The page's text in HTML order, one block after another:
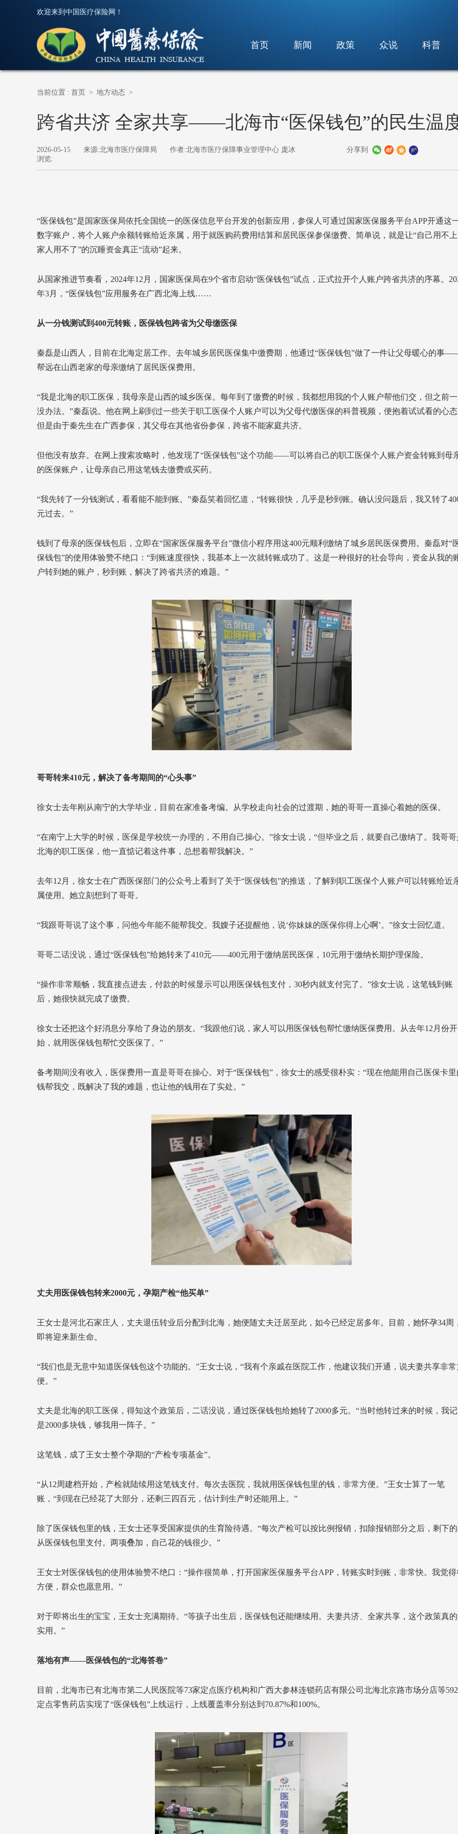
欢迎来到中国医疗保险网！
首页 新闻 政策 众说 科普
当前位置 : 首页 > 地方动态 >
跨省共济 全家共享——北海市“医保钱包”的民生温
分享到
2026-05-15 来源:北海市医疗保障局
作者:北海市医疗保障事业管理中心 庞冰
浏览:
“医保钱包”是国家医保局依托全国统一的医保信息平台开发的创新应用，参保人可通过国家医保服务平台APP开通这
数字账户，将个人账户余额转账给近亲属，用于就医购药费用结算和居民医保参保缴费。简单说，就是让“自己用不
家人用不了”的沉睡资金真正“流动”起来。
从国家推进节奏看，2024年12月，国家医保局在9个省市启动“医保钱包”试点，正式拉开个人账户跨省共济的序幕。
年3月，“医保钱包”应用服务在广西北海上线……
从一分钱测试到400元转账，医保钱包跨省为父母缴医保
秦磊是山西人，目前在北海定居工作。去年城乡居民医保集中缴费期，他通过“医保钱包”做了一件让父母暖心的事
帮远在山西老家的母亲缴纳了居民医保费用。
“我是北海的职工医保，我母亲是山西的城乡医保。每年到了缴费的时候，我都想用我的个人账户帮他们交，但之前
没办法。”秦磊说。他在网上刷到过一些关于职工医保个人账户可以为父母代缴医保的科普视频，便抱着试试看的心
但是由于秦先生在广西参保，其父母在其他省份参保，跨省不能家庭共济。
但他没有放弃。在网上搜索攻略时，他发现了“医保钱包”这个功能——可以将自己的职工医保个人账户资金转账到母
的医保账户，让母亲自己用这笔钱去缴费或买药。
“我先转了一分钱测试，看看能不能到账。”秦磊笑着回忆道，“转账很快，几乎是秒到账。确认没问题后，我又转了
元过去。”
钱到了母亲的医保钱包后，立即在“国家医保服务平台”微信小程序用这400元顺利缴纳了城乡居民医保费用。秦磊对“
保钱包”的使用体验赞不绝口：“到账速度很快，我基本上一次就转账成功了。这是一种很好的社会导向，资金从我的
户转到她的账户，秒到账，解决了跨省共济的难题。”
哥哥转来410元，解决了备考期间的“心头事”
徐女士去年刚从南宁的大学毕业，目前在家准备考编。从学校走向社会的过渡期，她的哥哥一直操心着她的医保。
“在南宁上大学的时候，医保是学校统一办理的，不用自己操心。”徐女士说，“但毕业之后，就要自己缴纳了。我哥哥
北海的职工医保，他一直惦记着这件事，总想着帮我解决。”
去年12月，徐女士在广西医保部门的公众号上看到了关于“医保钱包”的推送，了解到职工医保个人账户可以转账给近
属使用。她立刻想到了哥哥。
“我跟哥哥说了这个事，问他今年能不能帮我交。我嫂子还提醒他，说‘你妹妹的医保你得上心啊’。”徐女士回忆道。
哥哥二话没说，通过“医保钱包”给她转来了410元——400元用于缴纳居民医保，10元用于缴纳长期护理保险。
“操作非常顺畅，我直接点进去，付款的时候显示可以用医保钱包支付，30秒内就支付完了。”徐女士说，这笔钱到账
后，她很快就完成了缴费。
徐女士还把这个好消息分享给了身边的朋友。“我跟他们说，家人可以用医保钱包帮忙缴纳医保费用。从去年12月份开
始，就用医保钱包帮忙交医保了。”
备考期间没有收入，医保费用一直是哥哥在操心。对于“医保钱包”，徐女士的感受很朴实：“现在他能用自己医保卡里
钱帮我交，既解决了我的难题，也让他的钱用在了实处。”
丈夫用医保钱包转来2000元，孕期产检“他买单”
王女士是河北石家庄人，丈夫退伍转业后分配到北海，她便随丈夫迁居至此，如今已经定居多年。目前，她怀孕34周
即将迎来新生命。
“我们也是无意中知道医保钱包这个功能的。”王女士说，“我有个亲戚在医院工作，他建议我们开通，说夫妻共享非常
便。”
丈夫是北海的职工医保，得知这个政策后，二话没说，通过医保钱包给她转了2000多元。“当时他转过来的时候，我
是2000多块钱，够我用一阵子。”
这笔钱，成了王女士整个孕期的“产检专项基金”。
“从12周建档开始，产检就陆续用这笔钱支付。每次去医院，我就用医保钱包里的钱，非常方便。”王女士算了一笔
账，“到现在已经花了大部分，还剩三四百元，估计到生产时还能用上。”
除了医保钱包里的钱，王女士还享受国家提供的生育险待遇。“每次产检可以按比例报销，扣除报销部分之后，剩下
从医保钱包里支付。两项叠加，自己花的钱很少。”
王女士对医保钱包的使用体验赞不绝口：“操作很简单，打开国家医保服务平台APP，转账实时到账，非常快。我觉得
方便，群众也愿意用。”
对于即将出生的宝宝，王女士充满期待。“等孩子出生后，医保钱包还能继续用。夫妻共济、全家共享，这个政策真
实用。”
落地有声——医保钱包的“北海答卷”
目前，北海市已有北海市第二人民医院等73家定点医疗机构和广西大参林连锁药店有限公司北海北京路市场分店等
定点零售药店实现了“医保钱包”上线运行，上线覆盖率分别达到70.87%和100%。